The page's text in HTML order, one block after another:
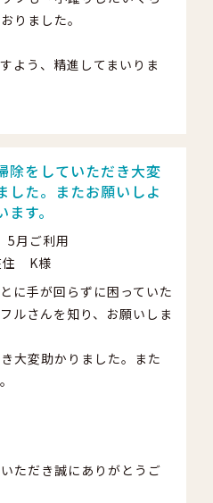
りました。
よう、精進してまいりま
除をしていただき大変
した。またお願いしよ
す。
月ご利用
住 K様
に手が回らずに困っていた
ルさんを知り、お願いしま
大変助かりました。また
ただき誠にありがとうご